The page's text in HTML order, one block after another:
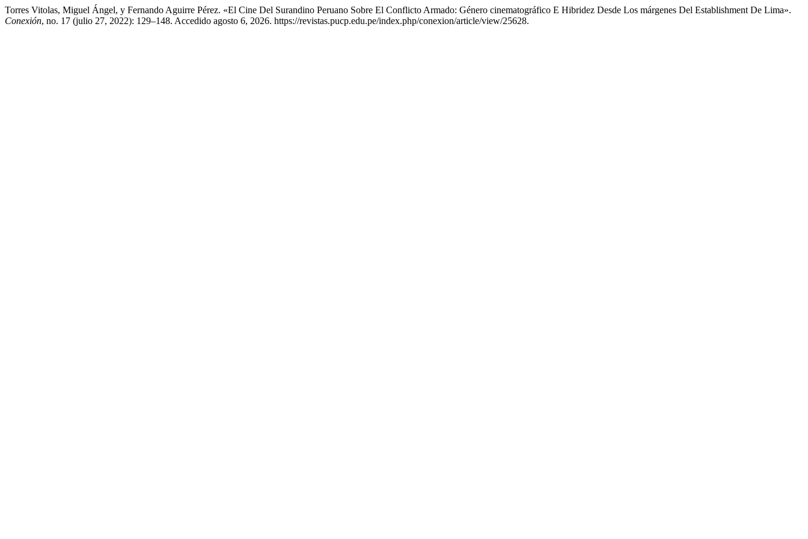
Torres Vitolas, Miguel Ángel, y Fernando Aguirre Pérez. «El Cine Del Surandino Peruano Sobre El Conflicto Armado: Género cinematográfico E Hibridez Desde Los márgenes Del Establishment De Lima».
Conexión, no. 17 (julio 27, 2022): 129–148. Accedido agosto 6, 2026. https://revistas.pucp.edu.pe/index.php/conexion/article/view/25628.